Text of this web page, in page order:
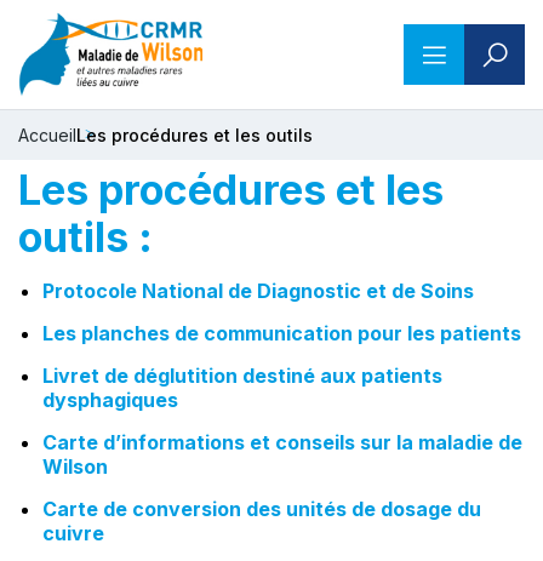
AccueilLes procédures et les outils
Les procédures et les
outils :
Protocole National de Diagnostic et de Soins
Les planches de communication pour les patients
Livret de déglutition destiné aux patients
dysphagiques
Carte d’informations et conseils sur la maladie de
Wilson
Carte de conversion des unités de dosage du
cuivre